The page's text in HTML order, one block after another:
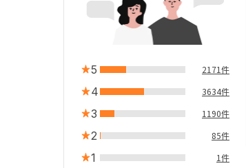
5 2171件
4 3634件
3 1190件
2 85件
1 1件